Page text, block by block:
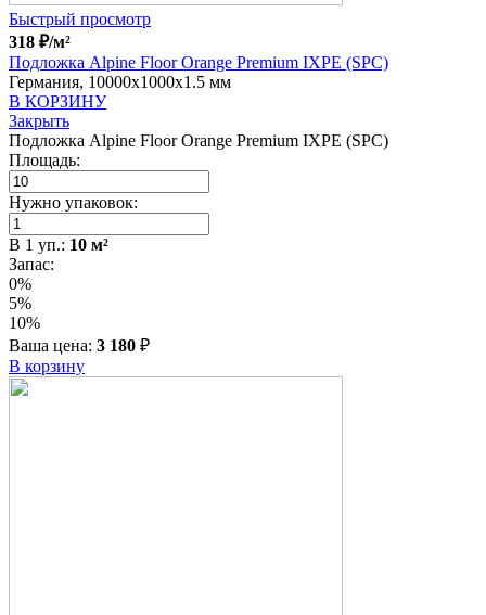
Быстрый просмотр
318 ₽/м²
Подложка Alpine Floor Orange Premium IXPE (SPC)
Германия, 10000x1000x1.5 мм
В КОРЗИНУ
Закрыть
Подложка Alpine Floor Orange Premium IXPE (SPC)
Площадь:
Нужно упаковок:
В 1 уп.: 10 м²
Запас:
0%
5%
10%
Ваша цена: 3 180 ₽
В корзину